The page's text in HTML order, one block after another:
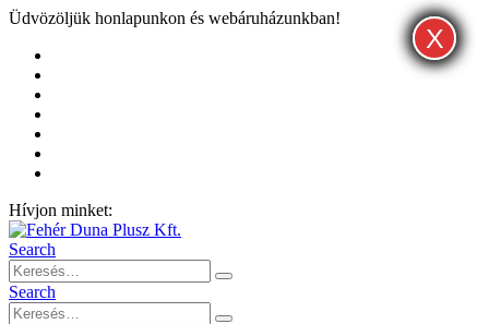
Üdvözöljük honlapunkon és webáruházunkban!
Hívjon minket:
Search
Search
X
X
X